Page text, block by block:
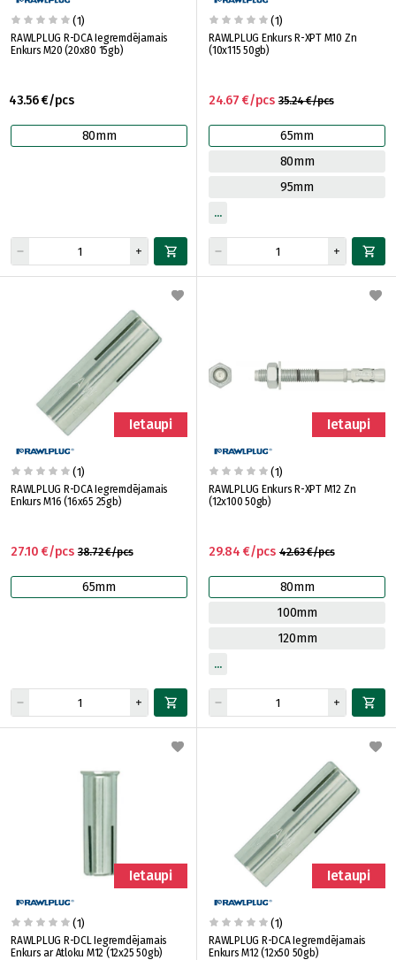
(1)
RAWLPLUG R-DCA Iegremdējamais
Enkurs M20 (20x80 15gb)
43.56 €/pcs
80mm
(1)
RAWLPLUG Enkurs R-XPT M10 Zn
(10x115 50gb)
35.24 €/pcs
24.67 €/pcs
65mm
80mm
95mm
Ietaupi
(1)
RAWLPLUG R-DCA Iegremdējamais
Enkurs M16 (16x65 25gb)
38.72 €/pcs
27.10 €/pcs
65mm
Ietaupi
(1)
RAWLPLUG Enkurs R-XPT M12 Zn
(12x100 50gb)
42.63 €/pcs
29.84 €/pcs
80mm
100mm
120mm
Ietaupi
(1)
RAWLPLUG R-DCL Iegremdējamais
Enkurs ar Atloku M12 (12x25 50gb)
Ietaupi
(1)
RAWLPLUG R-DCA Iegremdējamais
Enkurs M12 (12x50 50gb)